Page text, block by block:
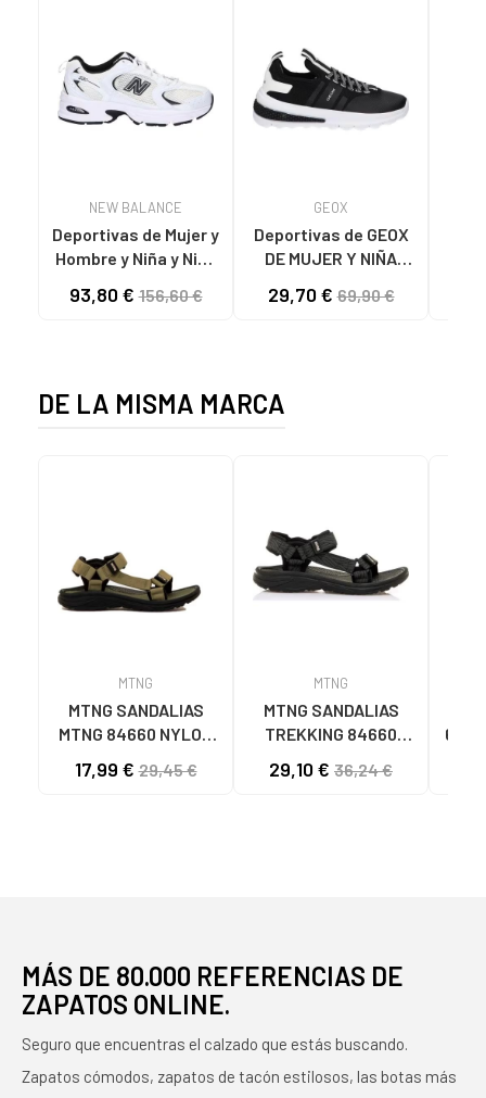
NEW BALANCE
Deportivas de Mujer y
Hombre y Niña y Niño
ZAPATILLAS
93,80 €156,60 €
GEOX
Deportivas de GEOX
DE MUJER Y NIÑA
ACTIVART C0127
29,70 €69,90 €
DE LA MISMA MARCA
MTNG
MTNG SANDALIAS
MTNG 84660 NYLON
C59785 - - NYLON
17,99 €29,45 €
MTNG
MTNG SANDALIAS
TREKKING 84660
C59810 - - NYLON
29,10 € 36,24 €
MÁS DE 80.000 REFERENCIAS DE
ZAPATOS ONLINE.
Seguro que encuentras el calzado que estás buscando.
Zapatos cómodos, zapatos de tacón estilosos, las botas más